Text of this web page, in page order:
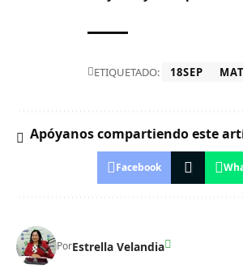
ETIQUETADO: 18SEP
Apóyanos compartiendo este
Facebook
PorEstrella Velandia